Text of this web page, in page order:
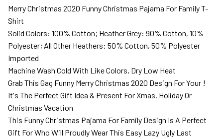
Merry Christmas 2020 Funny Christmas Pajama For Family T-
Shirt
Solid Colors: 100% Cotton; Heather Grey: 90% Cotton, 10%
Polyester; All Other Heathers: 50% Cotton, 50% Polyester
Imported
Machine Wash Cold With Like Colors, Dry Low Heat
Grab This Gag Funny Merry Christmas 2020 Design For Your !
It's The Perfect Gift Idea & Present For Xmas, Holiday Or
Christmas Vacation
This Funny Christmas Pajama For Family Design Is A Perfect
Gift For Who Will Proudly Wear This Easy Lazy Ugly Last